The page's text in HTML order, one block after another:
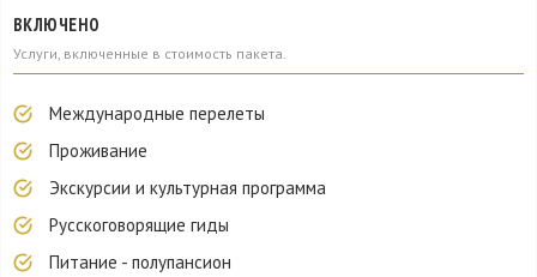
ВКЛЮЧЕНО
Услуги, включенные в стоимость пакета.
Международные перелеты
Проживание
Экскурсии и культурная программа
Русскоговорящие гиды
Питание - полупансион